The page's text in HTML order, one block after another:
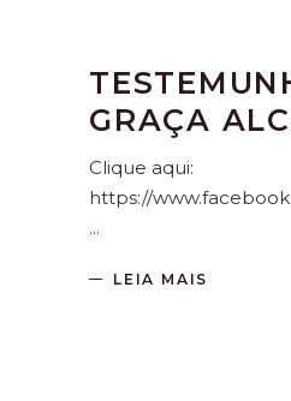
GRAÇA
Clique aqui:
https://
LEIA MAIS